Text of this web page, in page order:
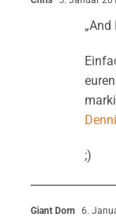
„And
;)
Giant Dorn 6.